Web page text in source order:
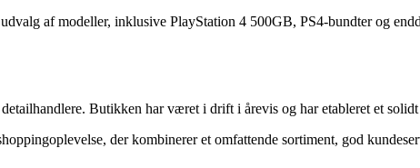
af modeller, inklusive PlayStation 4 500GB, PS4-bundter og
Butikken har været i drift i årevis og har etableret et
der kombinerer et omfattende sortiment, god